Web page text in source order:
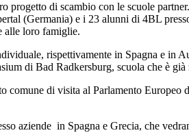
di scambio con le scuole
(Germania) e i 23 alunni di 4BL
alle loro famiglie.
rispettivamente in Spagna e in
di Bad Radkersburg, scuola che è già
di visita al Parlamento
aziende in Spagna e Grecia, che